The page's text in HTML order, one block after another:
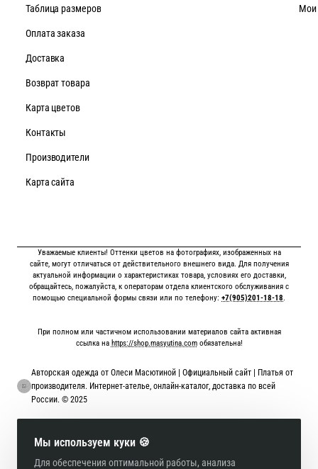
Мы используем куки 🍪
Для обеспечения оптимальной работы, анализа
Таблица размеров
Оплата заказа
Доставка
Возврат товара
Карта цветов
Контакты
Производители
Карта сайта
Мои
Уважаемые клиенты! Оттенки цветов на фотографиях, изображенных на
сайте, могут отличаться от действительного внешнего вида. Для получения
актуальной информации о характеристиках товара, условиях его доставки,
обращайтесь, пожалуйста, к операторам отдела клиентского обслуживания с
помощью специальной формы связи или по телефону: +7(905)201-18-18.
При полном или частичном использовании материалов сайта активная
ссылка на https://shop.masyutina.comобязательна!
Авторская одежда от Олеси Масютиной | Официальный сайт | Платья от
производителя. Интернет-ателье, онлайн-каталог, доставка по всей
России. © 2025
Онлайн оплата картой